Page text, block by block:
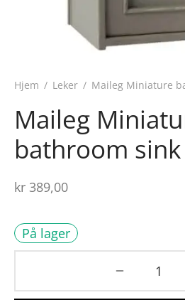
Hjem / Leker / Maileg Miniature
Maileg
bathroom sink
kr 389,00
På lager